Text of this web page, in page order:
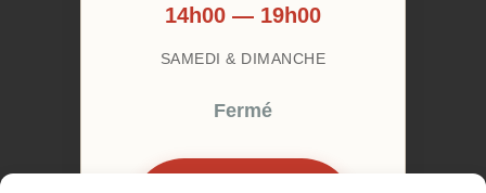
14h00 — 19h00
SAMEDI & DIMANCHE
Fermé